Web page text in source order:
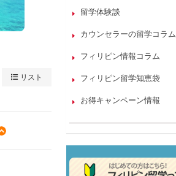
リスト
留学体験談
カウンセラーの留学コラム
フィリピン情報コラム
フィリピン留学知恵袋
お得キャンペーン情報